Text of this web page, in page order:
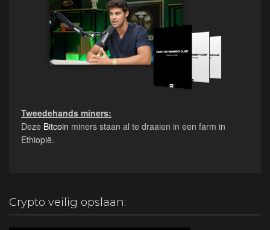
Tweedehands miners:
Deze Bitcoin miners staan al te draaien in een farm in
Ethiopië.
Crypto veilig opslaan: